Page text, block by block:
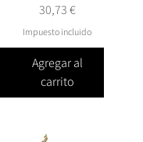
Precio
30,73 €
Impuesto incluido
Agregar al
carrito